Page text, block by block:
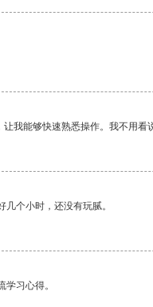
我能够快速熟悉操作。我不用看
个小时，还没有玩腻。
习心得。